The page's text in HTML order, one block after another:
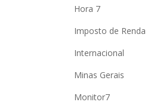
Hora 7
Imposto de Renda
Internacional
Minas Gerais
Monitor7